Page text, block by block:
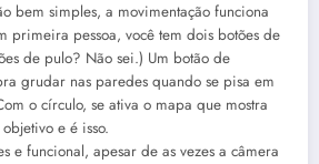
bem simples, a movimentação funciona
primeira pessoa, você tem dois botões de
de pulo? Não sei.) Um botão de
grudar nas paredes quando se pisa em
o círculo, se ativa o mapa que mostra
e é isso.
e funcional, apesar de as vezes a câmera